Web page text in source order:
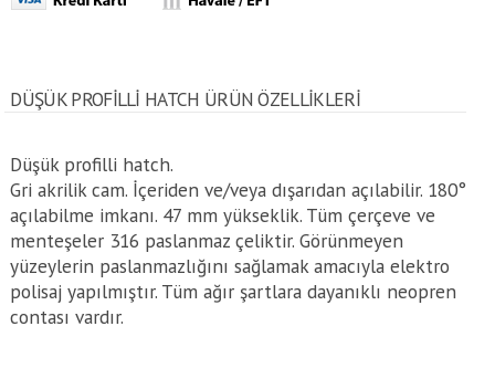
DÜŞÜK PROFILLI HATCH ÜRÜN ÖZELLİKLERİ
Düşük profilli hatch.
Gri akrilik cam. İçeriden ve/veya dışarıdan açılabilir. 180°
açılabilme imkanı. 47 mm yükseklik. Tüm çerçeve ve
menteşeler 316 paslanmaz çeliktir. Görünmeyen
yüzeylerin paslanmazlığını sağlamak amacıyla elektro
polisaj yapılmıştır. Tüm ağır şartlara dayanıklı neopren
contası vardır.